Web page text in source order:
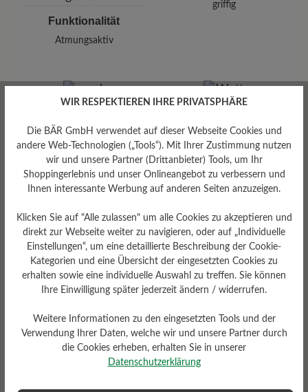
Funktionalität
Atmungsaktiv
griffig
Wasserabweisend
WIR RESPEKTIEREN IHRE PRIVATSPHÄRE
Die BÄR GmbH verwendet auf dieser Webseite Cookies und
andere Web-Technologien („Tools“). Mit Ihrer Zustimmung nutzen
wir und unsere Partner (Drittanbieter) Tools, um Ihr
Shoppingerlebnis und unser Onlineangebot zu verbessern und
Ihnen interessante Werbung auf anderen Seiten anzuzeigen.
Klicken Sie auf "Alle zulassen" um alle Cookies zu akzeptieren und
direkt zur Webseite weiter zu navigieren, oder auf „Individuelle
Einstellungen“, um eine detaillierte Beschreibung der Cookie-
Kategorien und eine Übersicht der eingesetzten Cookies zu
erhalten sowie eine individuelle Auswahl zu treffen. Sie können
Ihre Einwilligung später jederzeit ändern / widerrufen.
Weitere Informationen zu den eingesetzten Tools und der
Verwendung Ihrer Daten, welche wir und unsere Partner durch
die Cookies erheben, erhalten Sie in unserer
Datenschutzerklärung